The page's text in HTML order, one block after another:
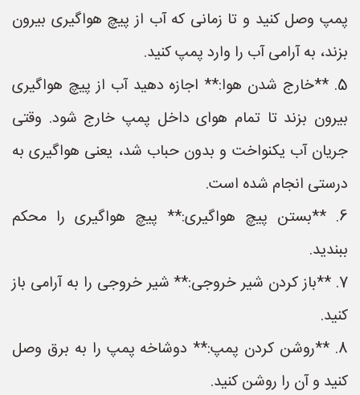
پمپ وصل کنید و تا زمانی که آب از پیچ هواگیری بیرون
بزند، به آرامی آب را وارد پمپ کنید.
5. **خارج شدن هوا:** اجازه دهید آب از پیچ هواگیری
بیرون بزند تا تمام هوای داخل پمپ خارج شود. وقتی
جریان آب یکنواخت و بدون حباب شد، یعنی هواگیری به
درستی انجام شده است.
6. **بستن پیچ هواگیری:** پیچ هواگیری را محکم
ببندید.
7. **باز کردن شیر خروجی:** شیر خروجی را به آرامی باز
کنید.
8. **روشن کردن پمپ:** دوشاخه پمپ را به برق وصل
کنید و آن را روشن کنید.